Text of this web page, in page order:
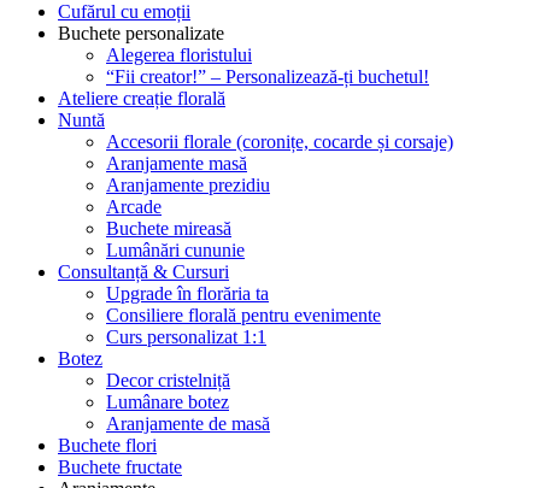
Cufărul cu emoții
Buchete personalizate
Alegerea floristului
“Fii creator!” – Personalizează-ți buchetul!
Ateliere creație florală
Nuntă
Accesorii florale (coronițe, cocarde și corsaje)
Aranjamente masă
Aranjamente prezidiu
Arcade
Buchete mireasă
Lumânări cununie
Consultanță & Cursuri
Upgrade în florăria ta
Consiliere florală pentru evenimente
Curs personalizat 1:1
Botez
Decor cristelniță
Lumânare botez
Aranjamente de masă
Buchete flori
Buchete fructate